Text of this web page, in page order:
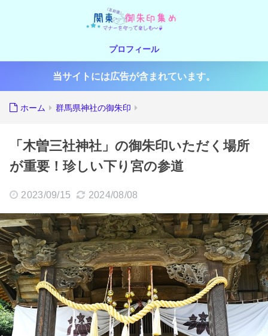
プロフィール
当サイトには広告が含まれています。
ホーム 群馬県神社の御朱印
「木曽三社神社」の御朱印いただく場所
が重要！珍しい下り宮の参道
2023/09/15 2024/08/08